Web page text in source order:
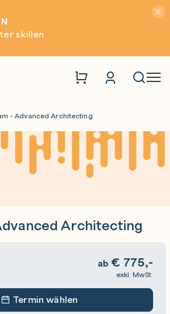
skillen
- Advanced Architecting
Architecting
ab € 775,-
exkl. MwSt.
Termin wählen